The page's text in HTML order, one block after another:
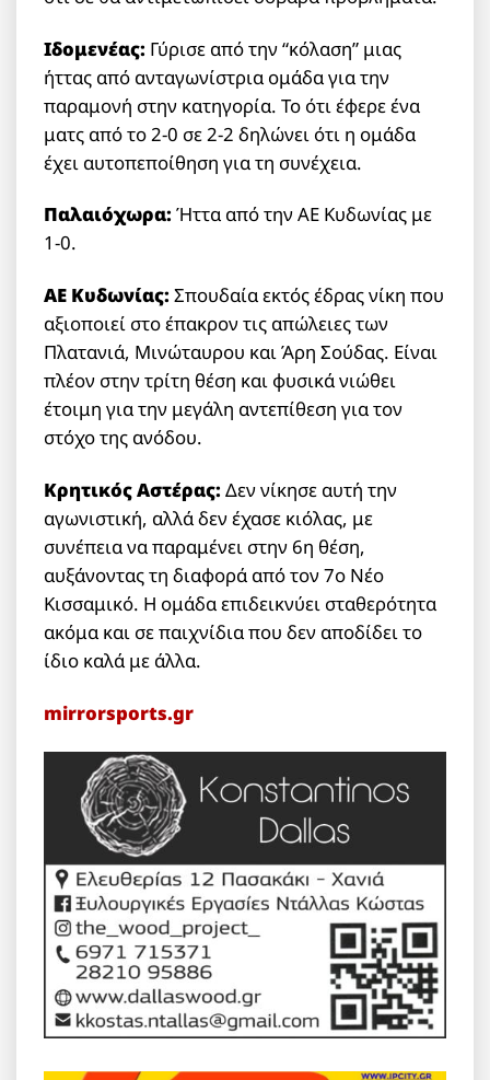
Ιδομενέας: Γύρισε από την “κόλαση” μιας
ήττας από ανταγωνίστρια ομάδα για την
παραμονή στην κατηγορία. Το ότι έφερε ένα
ματς από το 2-0 σε 2-2 δηλώνει ότι η ομάδα
έχει αυτοπεποίθηση για τη συνέχεια.
Παλαιόχωρα:Ήττα από την ΑΕ Κυδωνίας με
1-0.
ΑΕ Κυδωνίας:Σπουδαία εκτός έδρας νίκη που
αξιοποιεί στο έπακρον τις απώλειες των
Πλατανιά, Μινώταυρου και Άρη Σούδας. Είναι
πλέον στην τρίτη θέση και φυσικά νιώθει
έτοιμη για την μεγάλη αντεπίθεση για τον
στόχο της ανόδου.
Κρητικός Αστέρας: Δεν νίκησε αυτή την
αγωνιστική, αλλά δεν έχασε κιόλας, με
συνέπεια να παραμένει στην 6η θέση,
αυξάνοντας τη διαφορά από τον 7ο Νέο
Κισσαμικό. Η ομάδα επιδεικνύει σταθερότητα
ακόμα και σε παιχνίδια που δεν αποδίδει το
ίδιο καλά με άλλα.
mirrorsports.gr